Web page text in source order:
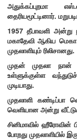
அதுக்கப்புறமா
தைரியமூட்டினார்.
1957 தீபாவளி அன்று
மகாதேவி ஆகிய
முதலாளியும் ரிலிசானது.
முதன் முதலா நான்
உள்ளுக்குள்ள
முடியாது.
முதலாளி கண்டிப்பா
வெளியான அன்று
சினிமாவில் ஹீரோவின்
போறது முதலாளியில்